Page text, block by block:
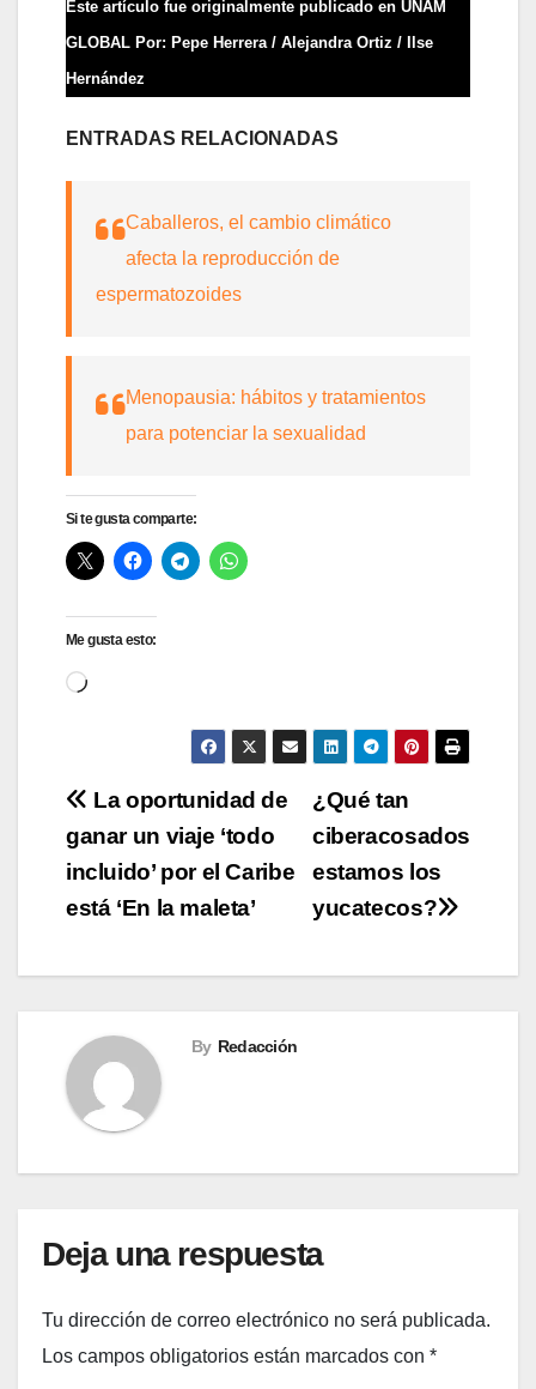
Este artículo fue originalmente publicado en UNAM
GLOBAL Por: Pepe Herrera / Alejandra Ortiz / Ilse
Hernández
ENTRADAS RELACIONADAS
Caballeros, el cambio climático
afecta la reproducción de
espermatozoides
Menopausia: hábitos y tratamientos
para potenciar la sexualidad
Si te gusta comparte:
Me gusta esto:
Cargando...
Navegación
de
entradas
¿Qué tan
ciberacosados
estamos los
yucatecos?
La oportunidad de
ganar un viaje ‘todo
incluido’ por el Caribe
está ‘En la maleta’
By Redacción
Deja una respuesta
Tu dirección de correo electrónico no será publicada.
Los campos obligatorios están marcados con *